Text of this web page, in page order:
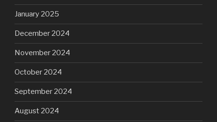
January 2025
December 2024
November 2024
October 2024
September 2024
August 2024